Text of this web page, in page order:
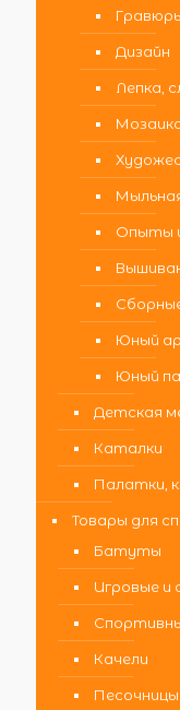
Дизайн
Лепка,
Опыты
Юный
Юный
Детская
Каталки
Палатки,
Товары для
Батуты
Игровые и
Качели
Песочницы